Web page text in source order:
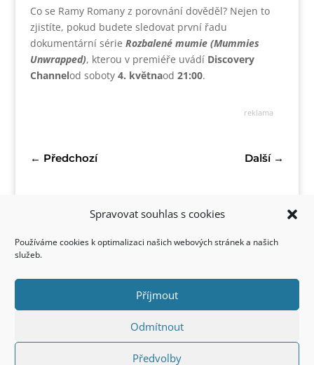
Spravovat souhlas s cookies
Používáme cookies k optimalizaci našich webových stránek a našich
služeb.
Příjmout
Odmítnout
Předvolby
Co se Ramy Romany z porovnání dověděl? Nejen to
zjistíte, pokud budete sledovat první řadu
dokumentární série Rozbalené mumie (Mummies
Unwrapped), kterou v premiéře uvádí Discovery
Channelod soboty 4. květnaod 21:00.
reklama
← Předchozí Další→
Kontakt
Copyright © 2022 FirstStyle, All Rights Reserved